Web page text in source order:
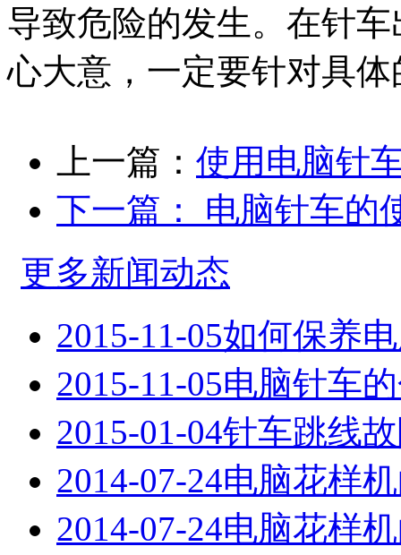
导致危险的发生。在针
心大意，一定要针对具
上一篇： 使用电脑针
下一篇：
电脑针车的
更多新闻动态
2015-11-05如何保养
2015-11-05电脑针车
2015-01-04针车跳线
2014-07-24电脑花样
2014-07-24电脑花样